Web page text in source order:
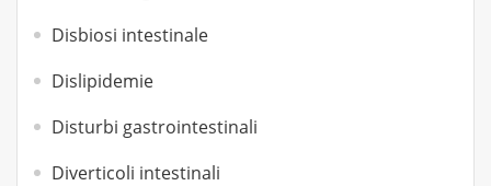
Disbiosi intestinale
Dislipidemie
Disturbi gastrointestinali
Diverticoli intestinali